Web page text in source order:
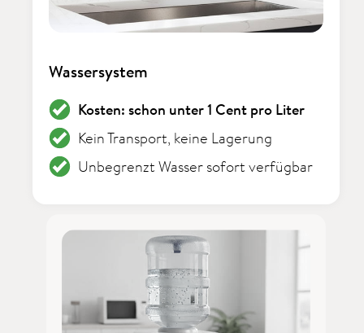
Wassersystem
Kosten: schon unter 1 Cent pro Liter
Kein Transport, keine Lagerung
Unbegrenzt Wasser sofort verfügbar